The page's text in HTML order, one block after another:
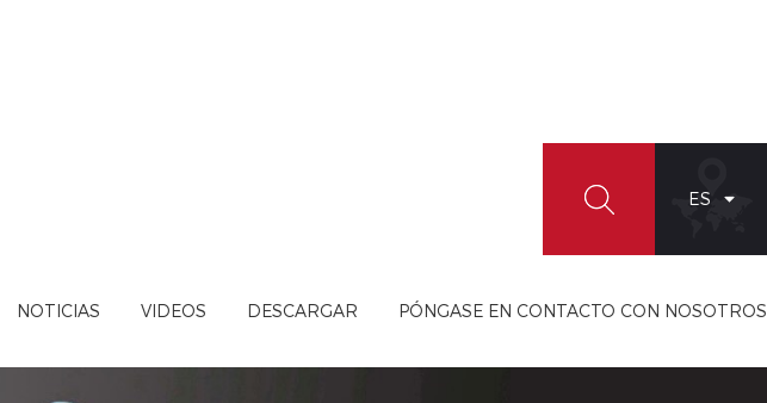
ES
NOTICIAS VIDEOS DESCARGAR PÓNGASE EN CONTACTO CON NOSOTROS